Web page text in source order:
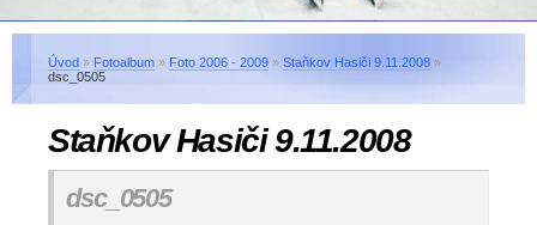
Úvod » Fotoalbum » Foto 2006 - 2009 » Staňkov Hasiči 9.11.2008 »
dsc_0505
Staňkov Hasiči 9.11.2008
dsc_0505